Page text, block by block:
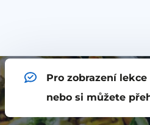
Pro zobrazení
nebo si můžete